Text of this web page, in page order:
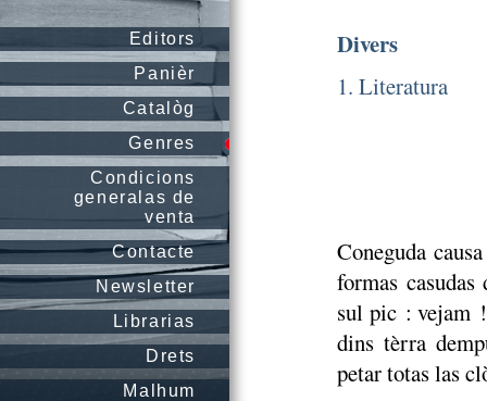
Editors
Panièr
Catalòg
Genres
Condicions
generalas de
venta
Contacte
Newsletter
Librarias
Drets
Malhum
Divers
1. Literatura
Coneguda
formas
sul pic : vejam
dins tèrra
petar totas las